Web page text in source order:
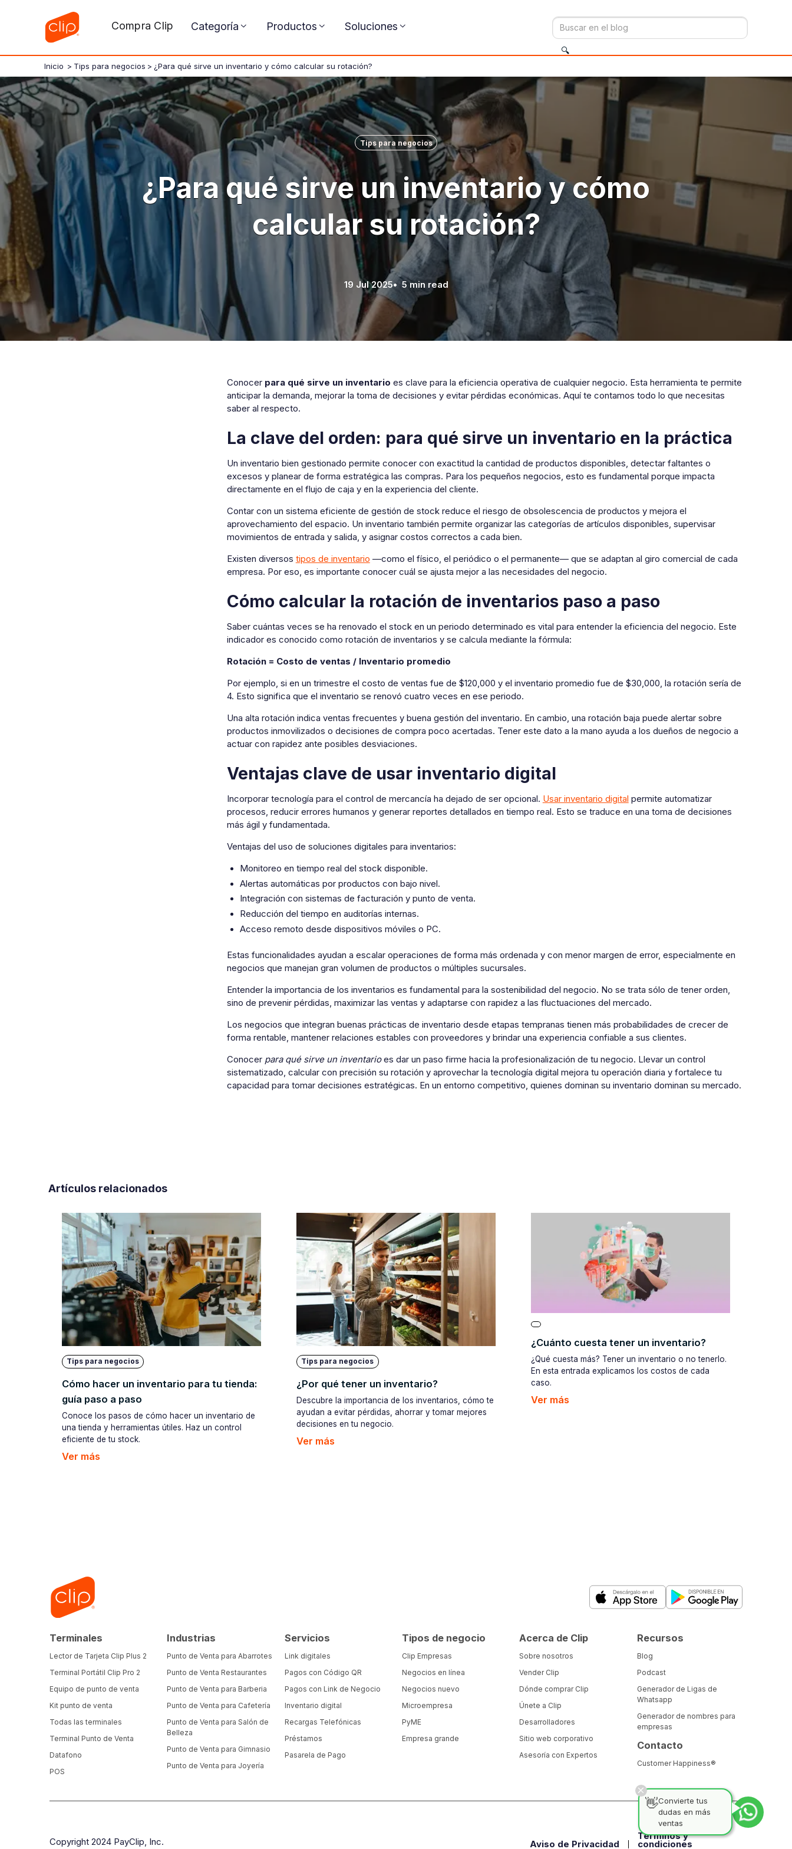
Compra Clip Categoría Productos Soluciones
Inicio > Tips para negocios > ¿Para qué sirve un inventario y cómo calcular su rotación?
Tips para negocios
¿Para qué sirve un inventario y cómo
calcular su rotación?
19 Jul 2025• 5 min read
Conocer para qué sirve un inventario es clave para la eficiencia operativa de cualquier negocio. Esta herramienta te permite
anticipar la demanda, mejorar la toma de decisiones y evitar pérdidas económicas. Aquí te contamos todo lo que necesitas
saber al respecto.
La clave del orden: para qué sirve un inventario en la práctica
Un inventario bien gestionado permite conocer con exactitud la cantidad de productos disponibles, detectar faltantes o
excesos y planear de forma estratégica las compras. Para los pequeños negocios, esto es fundamental porque impacta
directamente en el flujo de caja y en la experiencia del cliente.
Contar con un sistema eficiente de gestión de stock reduce el riesgo de obsolescencia de productos y mejora el
aprovechamiento del espacio. Un inventario también permite organizar las categorías de artículos disponibles, supervisar
movimientos de entrada y salida, y asignar costos correctos a cada bien.
Existen diversos tipos de inventario —como el físico, el periódico o el permanente— que se adaptan al giro comercial de cada
empresa. Por eso, es importante conocer cuál se ajusta mejor a las necesidades del negocio.
Cómo calcular la rotación de inventarios paso a paso
Saber cuántas veces se ha renovado el stock en un periodo determinado es vital para entender la eficiencia del negocio. Este
indicador es conocido como rotación de inventarios y se calcula mediante la fórmula:
Rotación = Costo de ventas / Inventario promedio
Por ejemplo, si en un trimestre el costo de ventas fue de $120,000 y el inventario promedio fue de $30,000, la rotación sería de
4. Esto significa que el inventario se renovó cuatro veces en ese periodo.
Una alta rotación indica ventas frecuentes y buena gestión del inventario. En cambio, una rotación baja puede alertar sobre
productos inmovilizados o decisiones de compra poco acertadas. Tener este dato a la mano ayuda a los dueños de negocio a
actuar con rapidez ante posibles desviaciones.
Ventajas clave de usar inventario digital
Incorporar tecnología para el control de mercancía ha dejado de ser opcional. Usar inventario digital permite automatizar
procesos, reducir errores humanos y generar reportes detallados en tiempo real. Esto se traduce en una toma de decisiones
más ágil y fundamentada.
Ventajas del uso de soluciones digitales para inventarios:
Monitoreo en tiempo real del stock disponible.
Alertas automáticas por productos con bajo nivel.
Integración con sistemas de facturación y punto de venta.
Reducción del tiempo en auditorías internas.
Acceso remoto desde dispositivos móviles o PC.
Estas funcionalidades ayudan a escalar operaciones de forma más ordenada y con menor margen de error, especialmente en
negocios que manejan gran volumen de productos o múltiples sucursales.
Entender la importancia de los inventarios es fundamental para la sostenibilidad del negocio. No se trata sólo de tener orden,
sino de prevenir pérdidas, maximizar las ventas y adaptarse con rapidez a las fluctuaciones del mercado.
Los negocios que integran buenas prácticas de inventario desde etapas tempranas tienen más probabilidades de crecer de
forma rentable, mantener relaciones estables con proveedores y brindar una experiencia confiable a sus clientes.
Conocer para qué sirve un inventarioes dar un paso firme hacia la profesionalización de tu negocio. Llevar un control
sistematizado, calcular con precisión su rotación y aprovechar la tecnología digital mejora tu operación diaria y fortalece tu
capacidad para tomar decisiones estratégicas. En un entorno competitivo, quienes dominan su inventario dominan su mercado.
Artículos relacionados
Tips para negocios
Cómo hacer un inventario para tu tienda:
guía paso a paso
Conoce los pasos de cómo hacer un inventario de
una tienda y herramientas útiles. Haz un control
eficiente de tu stock.
Ver más
Tips para negocios
¿Por qué tener un inventario?
Descubre la importancia de los inventarios, cómo te
ayudan a evitar pérdidas, ahorrar y tomar mejores
decisiones en tu negocio.
Ver más
¿Cuánto cuesta tener un inventario?
¿Qué cuesta más? Tener un inventario o no tenerlo.
En esta entrada explicamos los costos de cada
caso.
Ver más
Terminales
Lector de Tarjeta Clip Plus 2
Terminal Portátil Clip Pro 2
Equipo de punto de venta
Kit punto de venta
Todas las terminales
Terminal Punto de Venta
Datafono
POS
Industrias
Punto de Venta para Abarrotes
Punto de Venta Restaurantes
Punto de Venta para Barberia
Punto de Venta para Cafetería
Punto de Venta para Salón de
Belleza
Punto de Venta para Gimnasio
Punto de Venta para Joyería
Servicios
Link digitales
Pagos con Código QR
Pagos con Link de Negocio
Inventario digital
Recargas Telefónicas
Préstamos
Pasarela de Pago
Tipos de negocio
Clip Empresas
Negocios en línea
Negocios nuevo
Microempresa
PyME
Empresa grande
Acerca de Clip
Sobre nosotros
Vender Clip
Dónde comprar Clip
Únete a Clip
Desarrolladores
Sitio web corporativo
Asesoría con Expertos
Recursos
Blog
Podcast
Generador de Ligas de
Whatsapp
Generador de nombres para
empresas
Contacto
Customer Happiness®
Copyright 2024 PayClip, Inc. Aviso de Privacidad
Términos y
condiciones
👋Convierte tus
dudas en más
ventas